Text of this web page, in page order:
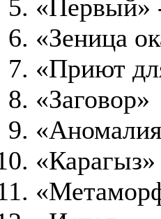
«Первый»
«Зеница
«Приют
«Заговор»
«Карагыз»